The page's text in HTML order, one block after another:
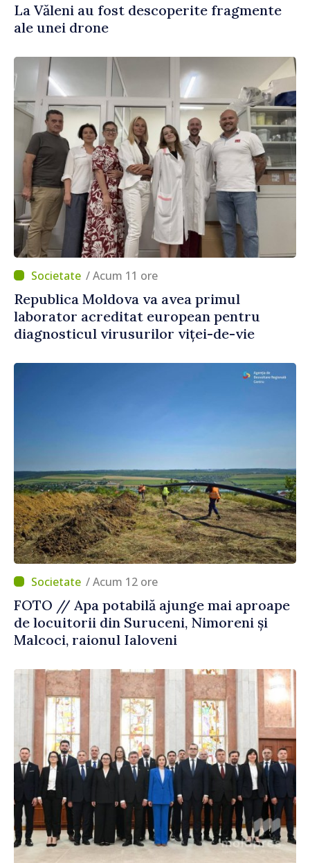
La Văleni au fost descoperite fragmente
ale unei drone
/ Acum 11 ore
Republica Moldova va avea primul
laborator acreditat european pentru
diagnosticul virusurilor viței-de-vie
/ Acum 12 ore
FOTO // Apa potabilă ajunge mai aproape
de locuitorii din Suruceni, Nimoreni și
Malcoci, raionul Ialoveni